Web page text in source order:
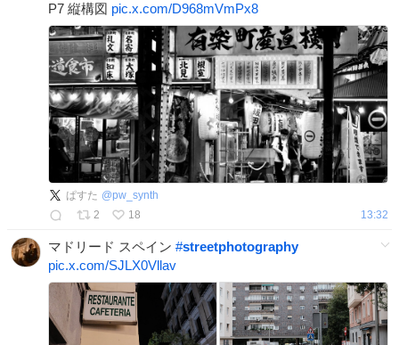
P7 縦構図 pic.x.com/D968mVmPx8
ぱすた @pw_synth
2
18 13:32
マドリード スペイン #streetphotography
pic.x.com/SJLX0Vllav